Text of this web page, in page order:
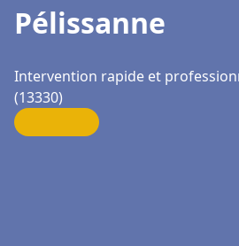
Pélissanne
Intervention rapide et
(13330)